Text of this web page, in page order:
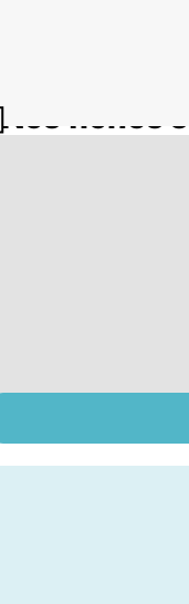
Nos fiches
domicile, c'est